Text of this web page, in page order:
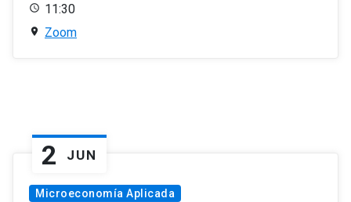
11:30
Zoom
2 JUN
Microeconomía Aplicada